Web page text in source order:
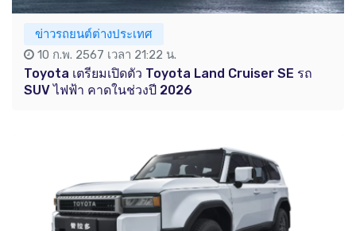
ข่าวรถยนต์ต่างประเทศ
10 ก.พ. 2567 เวลา 21:22 น.
Toyota เตรียมเปิดตัว Toyota Land Cruiser SE รถ
SUV ไฟฟ้า คาดในช่วงปี 2026